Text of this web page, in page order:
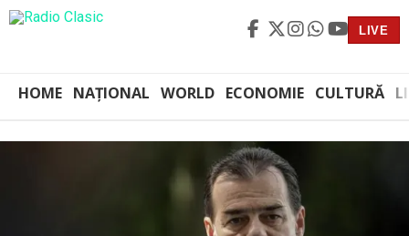
LIVE
HOME NAȚIONAL WORLD ECONOMIE CULTURĂ